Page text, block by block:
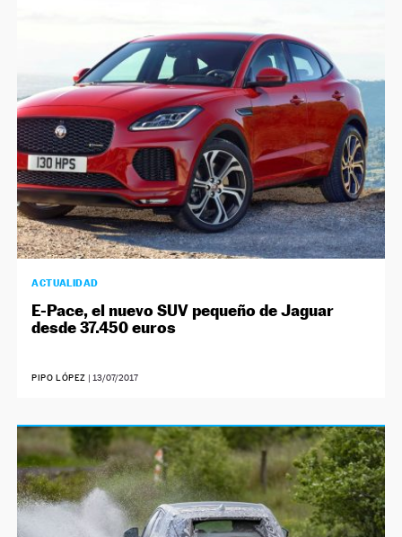
ACTUALIDAD
E-Pace, el nuevo SUV pequeño de Jaguar
desde 37.450 euros
PIPO LÓPEZ |13/07/2017